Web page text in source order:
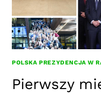
POLSKA PREZYDENCJA W
Pierwszy